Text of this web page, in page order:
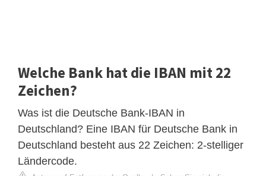
Welche Bank hat die IBAN mit 22
Zeichen?
Was ist die Deutsche Bank-IBAN in
Deutschland? Eine IBAN für Deutsche Bank in
Deutschland besteht aus 22 Zeichen: 2-stelliger
Ländercode.